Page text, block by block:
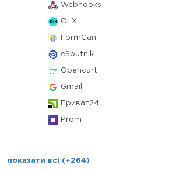
Webhooks
OLX
FormCan
eSputnik
Opencart
Gmail
Приват24
Prom
показати всі (+264)